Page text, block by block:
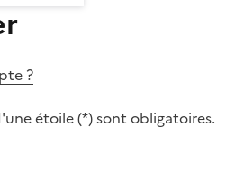
?
étoile (*) sont obligatoires.